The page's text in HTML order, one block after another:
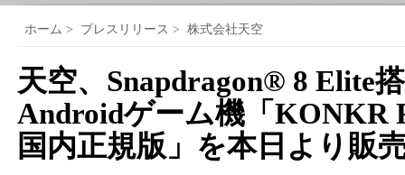
ホーム > プレスリリース > 株式会社天空
天空、Snapdragon® 8 Elite
Androidゲーム機「KONKR
国内正規版」を本日より販